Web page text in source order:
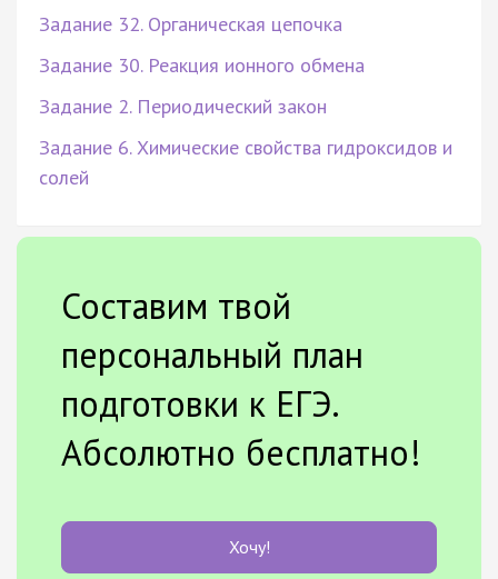
Задание 32. Органическая цепочка
Задание 30. Реакция ионного обмена
Задание 2. Периодический закон
Задание 6. Химические свойства гидроксидов и
солей
Составим твой
персональный план
подготовки к ЕГЭ.
Абсолютно бесплатно!
Хочу!